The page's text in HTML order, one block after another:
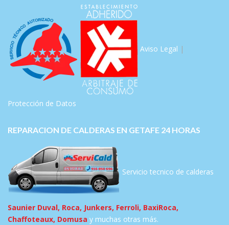
Aviso Legal |
Protección de Datos
REPARACION DE CALDERAS EN GETAFE 24 HORAS
Servicio tecnico de calderas
Saunier Duval, Roca, Junkers, Ferroli, BaxiRoca,
Chaffoteaux, Domusa y muchas otras más.